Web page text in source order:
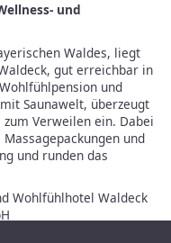
und
Waldes, liegt
gut erreichbar in
und
Saunawelt, überzeugt
Verweilen ein. Dabei
und
und runden das
Wohlfühlhotel Waldeck